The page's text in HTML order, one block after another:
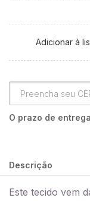
Adicionar à
O prazo de
Descrição
Este tecido vem